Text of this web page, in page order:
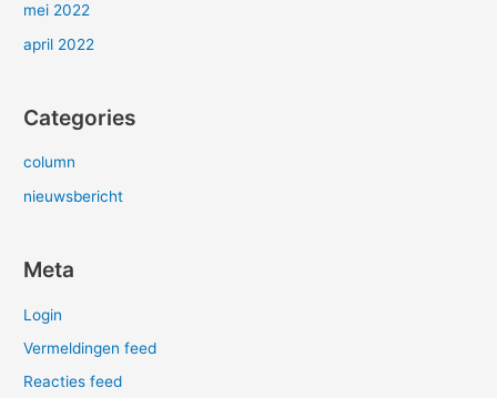
mei 2022
april 2022
Categories
column
nieuwsbericht
Meta
Login
Vermeldingen feed
Reacties feed